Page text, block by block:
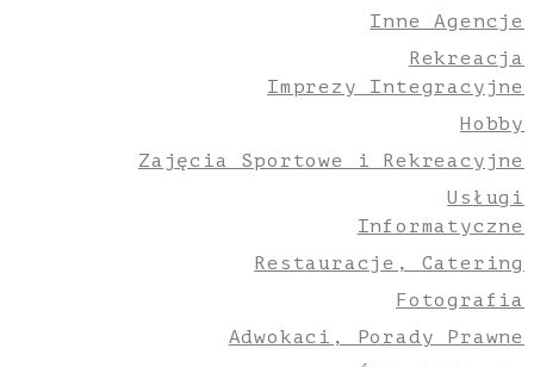
Inne Agencje
Rekreacja
Imprezy Integracyjne
Hobby
Zajęcia Sportowe i Rekreacyjne
Usługi
Informatyczne
Restauracje, Catering
Fotografia
Adwokaci, Porady Prawne